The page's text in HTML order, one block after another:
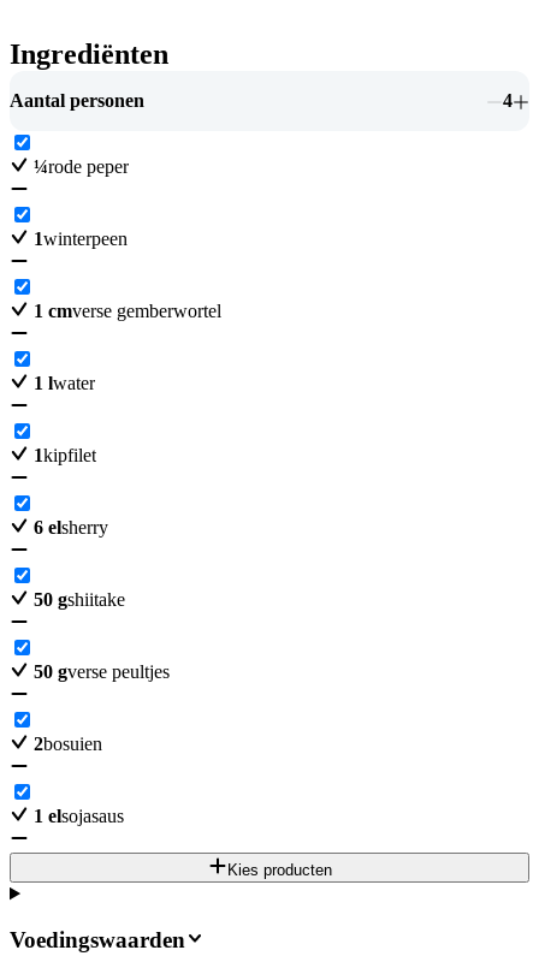
Ingrediënten
Aantal personen 4
¼rode peper
1winterpeen
1 cmverse gemberwortel
1 lwater
1kipfilet
6 elsherry
50 gshiitake
50 gverse peultjes
2bosuien
1 elsojasaus
Kies producten
Voedingswaarden